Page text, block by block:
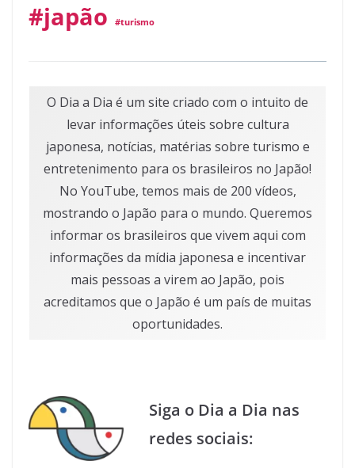
#japão #turismo
O Dia a Dia é um site criado com o intuito de
levar informações úteis sobre cultura
japonesa, notícias, matérias sobre turismo e
entretenimento para os brasileiros no Japão!
No YouTube, temos mais de 200 vídeos,
mostrando o Japão para o mundo. Queremos
informar os brasileiros que vivem aqui com
informações da mídia japonesa e incentivar
mais pessoas a virem ao Japão, pois
acreditamos que o Japão é um país de muitas
oportunidades.
Siga o Dia a Dia nas
redes sociais: